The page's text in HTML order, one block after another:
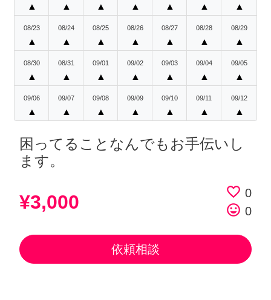
▲ ▲ ▲ ▲ ▲ ▲ ▲
08/23
▲
08/24
▲
08/25
▲
08/26
▲
08/27
▲
08/28
▲
08/29
▲
08/30
▲
08/31
▲
09/01
▲
09/02
▲
09/03
▲
09/04
▲
09/05
▲
09/06
▲
09/07
▲
09/08
▲
09/09
▲
09/10
▲
09/11
▲
09/12
▲
困ってることなんでもお手伝いし
ます。
¥3,000 favorite_border 0
tag_faces 0
依頼相談